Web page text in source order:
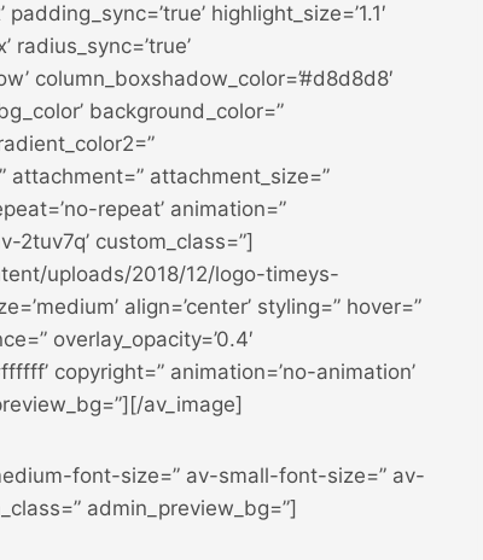
highlight_size=’1.1′
radius_sync=’true’
column_boxshadow_color=’#d8d8d8′
background_color=”
attachment=” attachment_size=”
repeat’ animation=”
2tuv7q’ custom_class=”]
uploads/2018/12/logo-timeys-
align=’center’ styling=” hover=”
overlay_opacity=’0.4′
copyright=” animation=’no-animation’
av_image]
font-size=” av-small-font-size=” av-
admin_preview_bg=”]